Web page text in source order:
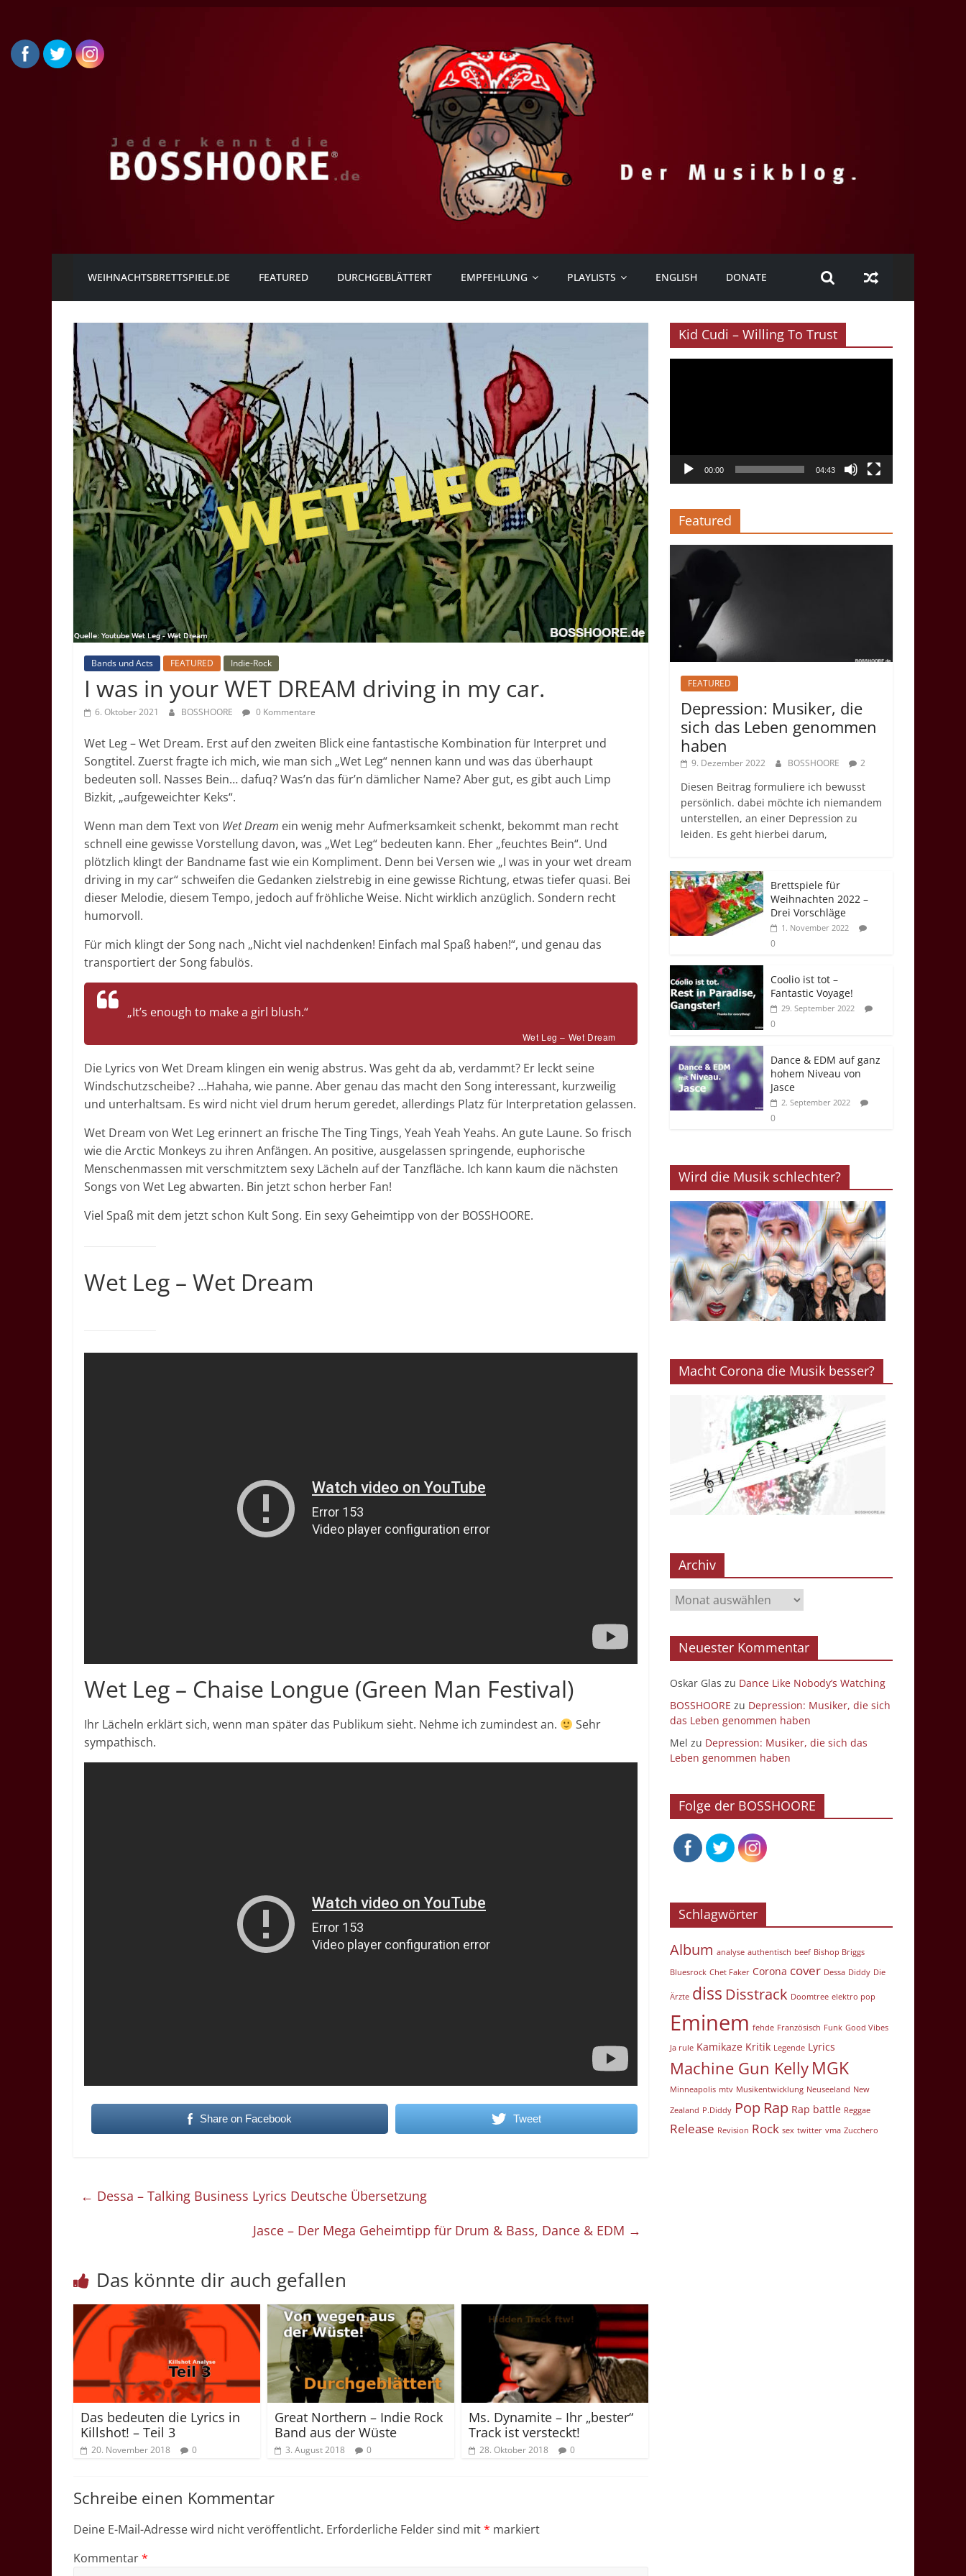
springen
Die
BOSSHOORE
–
Der
Musikblog
Musikblog,
Übersetzungen,
Kritiken
und
Videovorschläge
WEIHNACHTSBRETTSPIELE.DE FEATURED DURCHGEBLÄTTERT EMPFEHLUNG PLAYLISTS ENGLISH DONATE
Bands und Acts FEATURED Indie-Rock
I was in your WET DREAM driving in my car.
6. Oktober 2021 BOSSHOORE 0 Kommentare
Wet Leg – Wet Dream. Erst auf den zweiten Blick eine fantastische Kombination für Interpret und
Songtitel. Zuerst fragte ich mich, wie man sich „Wet Leg“ nennen kann und was das überhaupt
bedeuten soll. Nasses Bein… dafuq? Was’n das für’n dämlicher Name? Aber gut, es gibt auch Limp
Bizkit, „aufgeweichter Keks“.
Wenn man dem Text von Wet Dream ein wenig mehr Aufmerksamkeit schenkt, bekommt man recht
schnell eine gewisse Vorstellung davon, was „Wet Leg“ bedeuten kann. Eher „feuchtes Bein“. Und
plötzlich klingt der Bandname fast wie ein Kompliment. Denn bei Versen wie „I was in your wet dream
driving in my car“ schweifen die Gedanken zielstrebig in eine gewisse Richtung, etwas tiefer quasi. Bei
dieser Melodie, diesem Tempo, jedoch auf fröhliche Weise. Nicht wirklich anzüglich. Sondern recht
humorvoll.
Für mich klingt der Song nach „Nicht viel nachdenken! Einfach mal Spaß haben!“, und genau das
transportiert der Song fabulös.
„It’s enough to make a girl blush.“
Wet Leg – Wet Dream
Die Lyrics von Wet Dream klingen ein wenig abstrus. Was geht da ab, verdammt? Er leckt seine
Windschutzscheibe? …Hahaha, wie panne. Aber genau das macht den Song interessant, kurzweilig
und unterhaltsam. Es wird nicht viel drum herum geredet, allerdings Platz für Interpretation gelassen.
Wet Dream von Wet Leg erinnert an frische The Ting Tings, Yeah Yeah Yeahs. An gute Laune. So frisch
wie die Arctic Monkeys zu ihren Anfängen. An positive, ausgelassen springende, euphorische
Menschenmassen mit verschmitztem sexy Lächeln auf der Tanzfläche. Ich kann kaum die nächsten
Songs von Wet Leg abwarten. Bin jetzt schon herber Fan!
Viel Spaß mit dem jetzt schon Kult Song. Ein sexy Geheimtipp von der BOSSHOORE.
Wet Leg – Wet Dream
Wet Leg – Chaise Longue (Green Man Festival)
Ihr Lächeln erklärt sich, wenn man später das Publikum sieht. Nehme ich zumindest an.
Sehr
sympathisch.
Share on Facebook Tweet
← Dessa – Talking Business Lyrics Deutsche Übersetzung
Jasce – Der Mega Geheimtipp für Drum & Bass, Dance & EDM →
Das könnte dir auch gefallen
Das bedeuten die Lyrics in
Killshot! – Teil 3
20. November 2018 0
Great Northern – Indie Rock
Band aus der Wüste
3. August 2018 0
Ms. Dynamite – Ihr „bester“
Track ist versteckt!
28. Oktober 2018 0
Schreibe einen Kommentar
Deine E-Mail-Adresse wird nicht veröffentlicht. Erforderliche Felder sind mit* markiert
Kommentar*
Kid Cudi – Willing To Trust
00:00 04:43
Featured
FEATURED
Depression: Musiker, die
sich das Leben genommen
haben
9. Dezember 2022 BOSSHOORE 2
Diesen Beitrag formuliere ich bewusst
persönlich. dabei möchte ich niemandem
unterstellen, an einer Depression zu
leiden. Es geht hierbei darum,
Brettspiele für
Weihnachten 2022 –
Drei Vorschläge
1. November 2022
0
Coolio ist tot –
Fantastic Voyage!
29. September 2022
0
Dance & EDM auf ganz
hohem Niveau von
Jasce
2. September 2022
0
Wird die Musik schlechter?
Macht Corona die Musik besser?
Archiv
Archiv
Neuester Kommentar
Oskar Glas zu Dance Like Nobody’s Watching
BOSSHOORE zu Depression: Musiker, die sich
das Leben genommen haben
Mel zu Depression: Musiker, die sich das
Leben genommen haben
Folge der BOSSHOORE
Schlagwörter
Album analyse authentisch beef Bishop Briggs
Bluesrock Chet Faker Corona cover Dessa Diddy Die
Ärzte diss Disstrack Doomtree elektro pop
Eminem fehde Französisch Funk Good Vibes
Ja rule Kamikaze Kritik Legende Lyrics
Machine Gun Kelly MGK
Minneapolis mtv Musikentwicklung Neuseeland New
Zealand P.Diddy Pop Rap Rap battle Reggae
Release Revision Rock sex twitter vma Zucchero